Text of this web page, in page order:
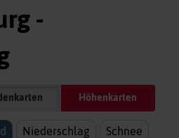
-
Höhenkarten
Niederschlag
Schnee